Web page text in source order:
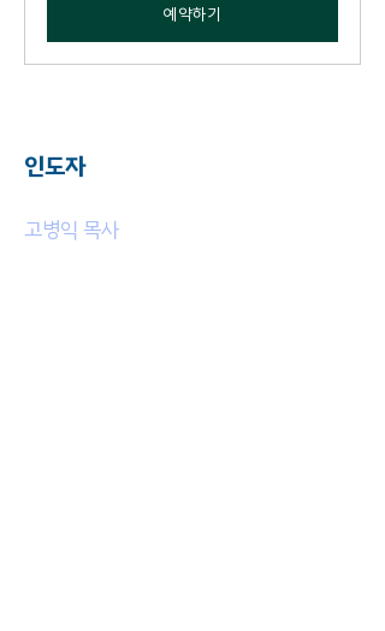
예약하기
인도자
고병익 목사